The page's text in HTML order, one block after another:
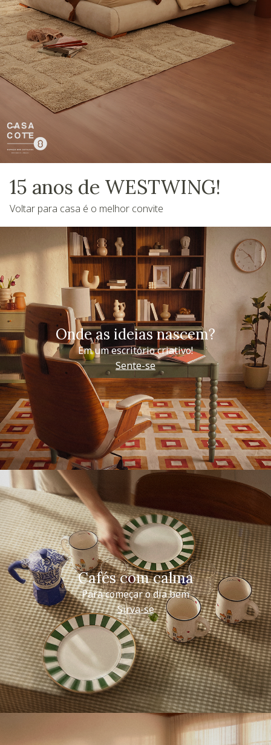
15 anos de WESTWING!
Voltar para casa é o melhor convite
Onde as ideias nascem?
Em um escritório criativo!
Sente-se
Cafés com calma
Para começar o dia bem
Sirva-se